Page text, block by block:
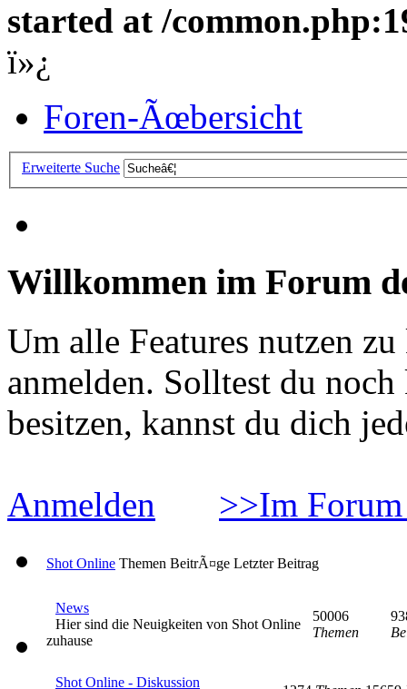
started at /
ï»¿
Foren-Ãœbersicht
Erweiterte Suche
Willkommen im Forum
Um alle Features nutzen
anmelden. Solltest du
besitzen, kannst du dich
Anmelden >>Im
Shot Online Themen BeitrÃ¤ge Letzter Beitrag
News
Hier sind die Neuigkeiten von Shot Online
zuhause
50006
Themen
Shot Online - Diskussion